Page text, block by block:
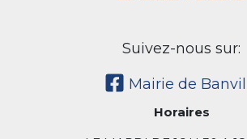
Suivez-nous sur:
Mairie de
Horaires